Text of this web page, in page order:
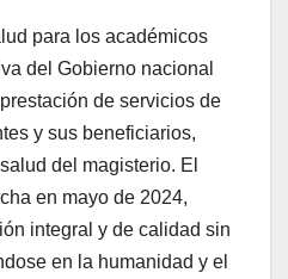
para los académicos
del Gobierno nacional
de servicios de
y sus beneficiarios,
del magisterio. El
en mayo de 2024,
integral y de calidad sin
en la humanidad y el